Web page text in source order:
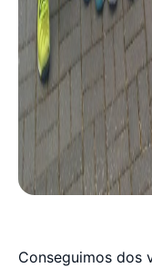
Conseguimos dos